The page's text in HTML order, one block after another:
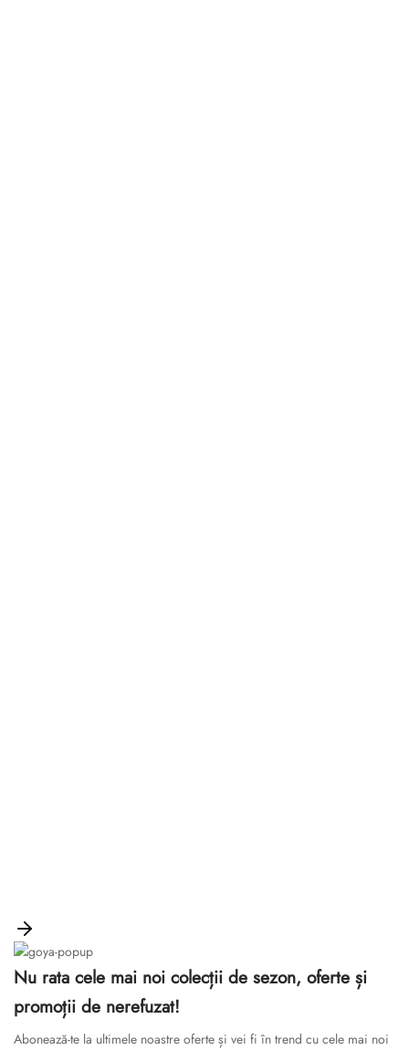
Nu rata cele mai noi colecții de sezon, oferte și
promoții de nerefuzat!
Abonează-te la ultimele noastre oferte și vei fi în trend cu cele mai noi